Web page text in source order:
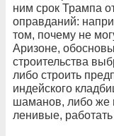
ним срок Трампа
оправданий:
том, почему не
Аризоне,
строительства
либо строить
индейского
шаманов, либо же
ленивые, работать